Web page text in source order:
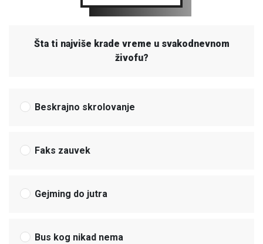
Šta ti najviše krade vreme u svakodnevnom
živofu?
Beskrajno skrolovanje
Faks zauvek
Gejming do jutra
Bus kog nikad nema